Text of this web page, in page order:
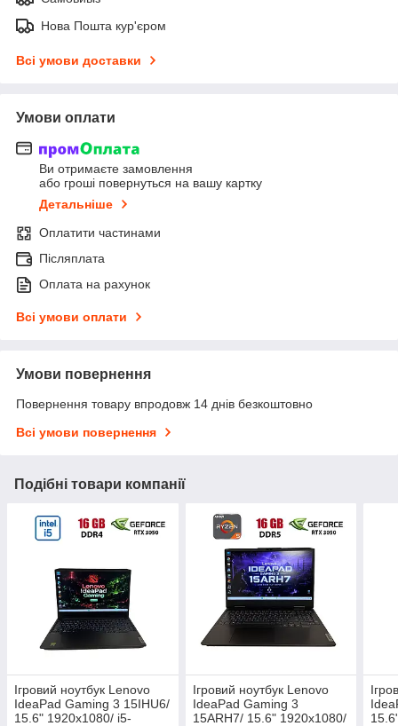
Нова Пошта кур'єром
Всі умови доставки
Умови оплати
Ви отримаєте замовлення
або гроші повернуться на вашу картку
Детальніше
Оплатити частинами
Післяплата
Оплата на рахунок
Всі умови оплати
Умови повернення
Повернення товару впродовж 14 днів безкоштовно
Всі умови повернення
Подібні товари компанії
Ігровий ноутбук Lenovo
IdeaPad Gaming 3 15IHU6/
15.6" 1920x1080/ i5-
Ігровий ноутбук Lenovo
IdeaPad Gaming 3
15ARH7/ 15.6" 1920x1080/